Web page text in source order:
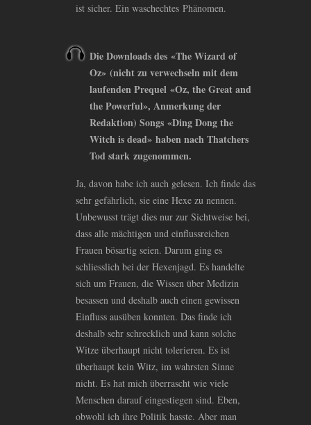
ist sicher. Ein waschechtes Phänomen.
Die Downloads des «The Wizard of
Oz» (nicht zu verwechseln mit dem
laufenden Prequel «Oz, the Great and
the Powerful», Anmerkung der
Redaktion) Songs «Ding Dong the
Witch is dead» haben nach Thatchers
Tod stark zugenommen.
Ja, davon habe ich auch gelesen. Ich finde das
sehr gefährlich, sie eine Hexe zu nennen.
Unbewusst trägt dies nur zur Sichtweise bei,
dass alle mächtigen und einflussreichen
Frauen bösartig seien. Darum ging es
schliesslich bei der Hexenjagd. Es handelte
sich um Frauen, die Wissen über Medizin
besassen und deshalb auch einen gewissen
Einfluss ausüben konnten. Das finde ich
deshalb sehr schrecklich und kann solche
Witze überhaupt nicht tolerieren. Es ist
überhaupt kein Witz, im wahrsten Sinne
nicht. Es hat mich überrascht wie viele
Menschen darauf eingestiegen sind. Eben,
obwohl ich ihre Politik hasste. Aber man